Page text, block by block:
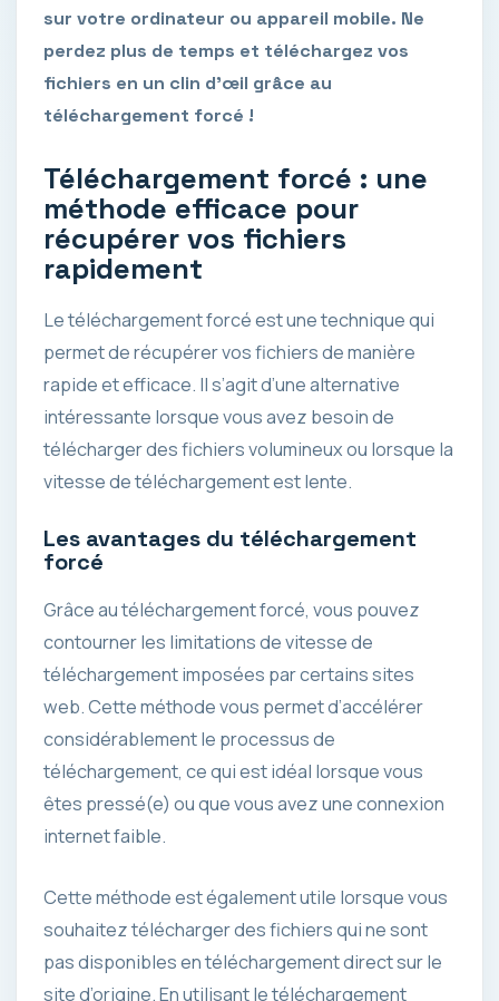
sur votre ordinateur ou appareil mobile. Ne
perdez plus de temps et téléchargez vos
fichiers en un clin d’œil grâce au
téléchargement forcé !
Téléchargement forcé : une
méthode efficace pour
récupérer vos fichiers
rapidement
Le téléchargement forcé est une technique qui
permet de récupérer vos fichiers de manière
rapide et efficace. Il s’agit d’une alternative
intéressante lorsque vous avez besoin de
télécharger des fichiers volumineux ou lorsque la
vitesse de téléchargement est lente.
Les avantages du téléchargement
forcé
Grâce au téléchargement forcé, vous pouvez
contourner les limitations de vitesse de
téléchargement imposées par certains sites
web. Cette méthode vous permet d’accélérer
considérablement le processus de
téléchargement, ce qui est idéal lorsque vous
êtes pressé(e) ou que vous avez une connexion
internet faible.
Cette méthode est également utile lorsque vous
souhaitez télécharger des fichiers qui ne sont
pas disponibles en téléchargement direct sur le
site d’origine. En utilisant le téléchargement